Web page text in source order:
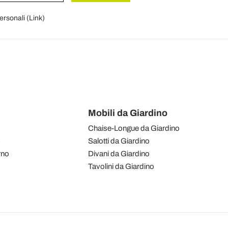
(Link)
Mobili da Giardino
Chaise-Longue da Giardino
Salotti da Giardino
Divani da Giardino
Tavolini da Giardino